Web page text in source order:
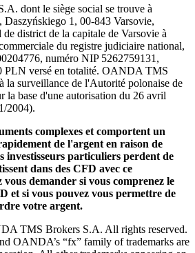
dont le siège social se trouve à
1, 00-843 Varsovie,
district de la capitale de Varsovie à
du registre judiciaire national,
numéro NIP 5262759131,
PLN versé en totalité. OANDA TMS
la surveillance de l'Autorité polonaise de
la base d'une autorisation du 26 avril
2004).
complexes et comportent un
de l'argent en raison de
investisseurs particuliers perdent de
dans des CFD avec ce
vous demander si vous comprenez le
et si vous pouvez vous permettre de
votre argent.
TMS Brokers S.A. All rights reserved.
OANDA’s “fx” family of trademarks are